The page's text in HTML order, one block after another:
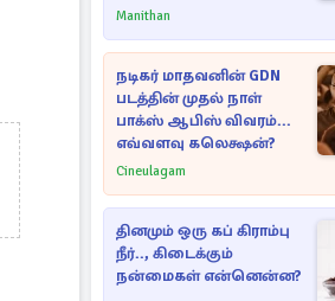
பரபரப்பு பேட்டி
Manithan
நடிகர் மாதவனின் GDN
படத்தின் முதல் நாள்
பாக்ஸ் ஆபிஸ் விவரம்...
எவ்வளவு கலெக்ஷன்?
Cineulagam
தினமும் ஒரு கப் கிராம்பு
நீர்.., கிடைக்கும்
நன்மைகள் என்னென்ன?